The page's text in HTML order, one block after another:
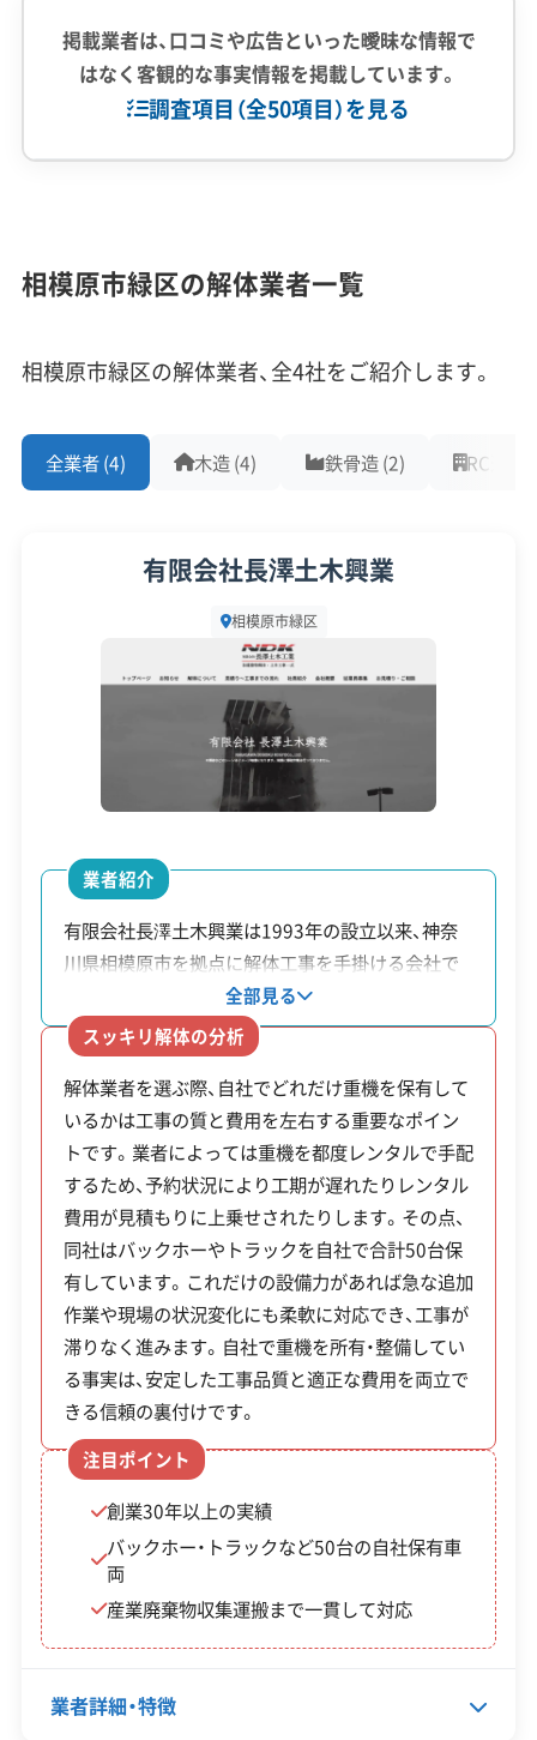
リニア新駅と橋本駅南口再開発の動向
橋本駅南口で進行中のリニア新駅建設と大規
み出しています。
現在、緑区で最も大きな動きは、橋本駅南口周辺で
整理事業」です。これはリニア中央新幹線「神奈川県
大プロジェクトは、解体市場にさまざまな影響を与
まず、再開発エリア内の古い戸建てや店舗の立ち退
きが加速しています。これらの多くはアスベスト
（石綿）を含む建材が使われている可能性が高い年
代の建物です。周辺にマンションや学校が隣接して
いるため、飛散防止には特に慎重な対策が求めら
れ、解体コストの増加要因になっています。
また、京王橋本駅をリニア新駅側に移設する構想も
具体化しており、将来的には既存の高架橋や駅ビル
の一部解体など、鉄道に隣接した難易度の高い工事
が発生する可能性もあります。再開発の影響は周辺
の商店街にも広がっており、老舗の閉店や建替えが
活発化し、内装解体や原状回復工事の需要も増えて
います。
解体工事・空き家対策の補助金
緑区では危険なブロック塀の撤去に対する補
助が利用しやすい一方、空き家本体の解体補助
は「特定空家」に認定されるなど、適用条件が厳
格なため注意が必要です。
制度
金
掲載業者は、口コミや広告といった曖昧な情報で
はなく客観的な事実情報を掲載しています。
調査項目（全50項目）を見る
従業員30人以上
中間処理場保有
公共工事の経験
アスベストレベル1,2除去 ブロック塀
土木工事
建設業許可 解体工事業登録
産業廃棄物収集運搬業許可
石綿作業主任者
建築物石綿含有建材調査者
解体工事施工技士
1級建設機械施工管理技士
安全対策・リスク管理
工事賠償責任保険 違反歴なし 表彰・受賞
現場清掃
ISO認証
電子マニフェスト 地域貢献・ボランティア
顧客対応・サービス(17)
自社ホームページ 無料見積もり 不要品回収
不要品買取
不動産取引
補助金・助成金申請 土地活用
滅失登記
建設リサイクル届
近隣挨拶
翌営業日連絡
クレジットカード
解体ローン SNS 土対応
日祝対応
※項目にカーソルを合わせると詳細な説明が表示されます。
相模原市緑区の解体業者一覧
相模原市緑区の解体業者、全4社をご紹介します。
全業者 (4) 木造 (4) 鉄骨造 (2) RC造 (1)
有限会社長澤土木興業
相模原市緑区
業者紹介
有限会社長澤土木興業は1993年の設立以来、神奈
川県相模原市を拠点に解体工事を手掛ける会社で
す。バックホー22台、トラック28台の合計50台に
およぶ豊富な重機・車両を自社保有しています。外
部からのレンタルに頼らないため現場の規模や状
況に応じて最適な重機を迅速に手配し、工事をスム
ーズに進めます。また、問い合わせや施工管理、実
際の作業をすべて自社の従業員がまとめて担当し
ます。下請け業者を介さない直接施工のため中間マ
ージンが発生せず、依頼主の細かな要望が現場に直
接伝わりやすい体制です。解体工事だけでなく産業
廃棄物の収集運搬業の許可も自社で取得しており、
解体後の片付けまでまとめて任せられます。
全部見る
スッキリ解体の分析
解体業者を選ぶ際、自社でどれだけ重機を保有して
いるかは工事の質と費用を左右する重要なポイン
トです。業者によっては重機を都度レンタルで手配
するため、予約状況により工期が遅れたりレンタル
費用が見積もりに上乗せされたりします。その点、
同社はバックホーやトラックを自社で合計50台保
有しています。これだけの設備力があれば急な追加
作業や現場の状況変化にも柔軟に対応でき、工事が
滞りなく進みます。自社で重機を所有・整備してい
る事実は、安定した工事品質と適正な費用を両立で
きる信頼の裏付けです。
注目ポイント
創業30年以上の実績
バックホー・トラックなど50台の自社保有車
両
産業廃棄物収集運搬まで一貫して対応
業者詳細・特徴